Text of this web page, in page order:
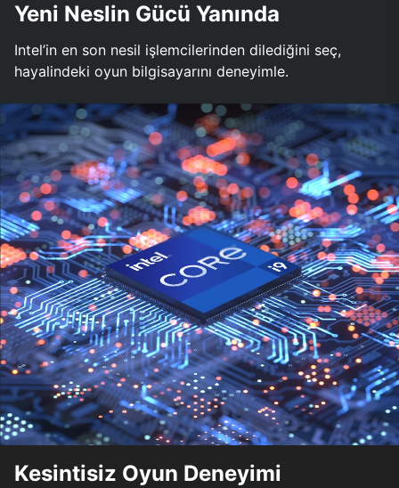
Yeni Neslin Gücü Yanında
Intel’in en son nesil işlemcilerinden dilediğini seç,
hayalindeki oyun bilgisayarını deneyimle.
Kesintisiz Oyun Deneyimi